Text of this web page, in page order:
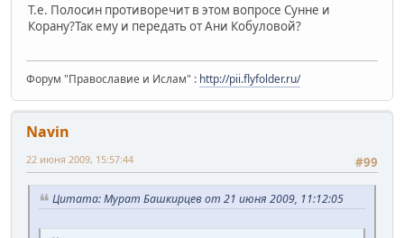
Т.е. Полосин противоречит в этом вопросе Сунне и
Корану?Так ему и передать от Ани Кобуловой?
Форум "Православие и Ислам" : http://pii.flyfolder.ru/
Navin
#99
22 июня 2009, 15:57:44
Цитата: Мурат Башкирцев от 21 июня 2009, 11:12:05